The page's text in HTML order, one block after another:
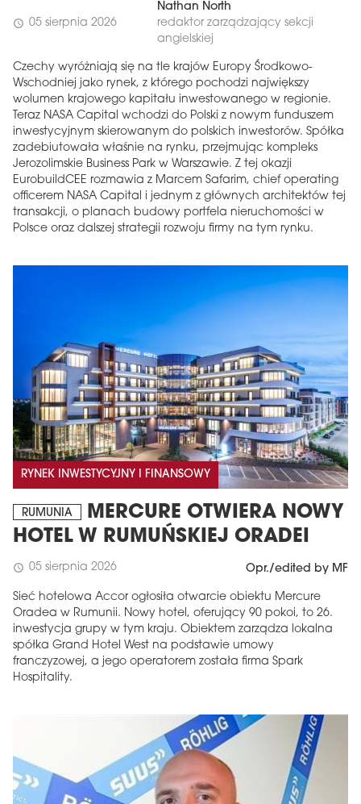
schedule 05 sierpnia 2026
Nathan North
redaktor zarządzający sekcji
angielskiej
Czechy wyróżniają się na tle krajów Europy Środkowo-
Wschodniej jako rynek, z którego pochodzi największy
wolumen krajowego kapitału inwestowanego w regionie.
Teraz NASA Capital wchodzi do Polski z nowym funduszem
inwestycyjnym skierowanym do polskich inwestorów. Spółka
zadebiutowała właśnie na rynku, przejmując kompleks
Jerozolimskie Business Park w Warszawie. Z tej okazji
EurobuildCEE rozmawia z Marcem Safarim, chief operating
officerem NASA Capital i jednym z głównych architektów tej
transakcji, o planach budowy portfela nieruchomości w
Polsce oraz dalszej strategii rozwoju firmy na tym rynku.
RYNEK INWESTYCYJNY I FINANSOWY
RUMUNIA
MERCURE OTWIERA NOWY
HOTEL W RUMUŃSKIEJ ORADEI
schedule 05 sierpnia 2026 Opr./edited by MF
Sieć hotelowa Accor ogłosiła otwarcie obiektu Mercure
Oradea w Rumunii. Nowy hotel, oferujący 90 pokoi, to 26.
inwestycja grupy w tym kraju. Obiektem zarządza lokalna
spółka Grand Hotel West na podstawie umowy
franczyzowej, a jego operatorem została firma Spark
Hospitality.